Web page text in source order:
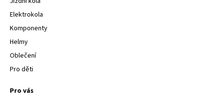
Elektrokola
Komponenty
Helmy
Oblečení
Pro děti
Pro vás